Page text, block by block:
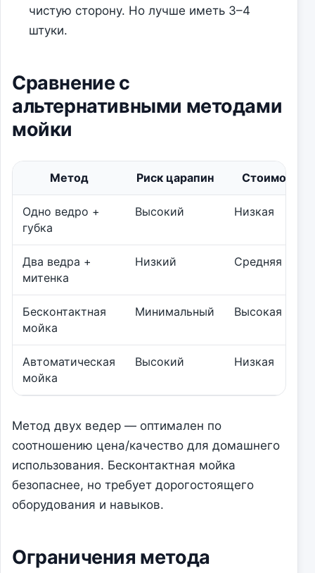
чистую сторону. Но лучше иметь 3–4
штуки.
Сравнение с
альтернативными методами
мойки
Метод Риск царапин Стоимость
Одно ведро +
губка
Высокий Низкая
Два ведра +
митенка
Низкий Средняя
Бесконтактная
мойка
Минимальный Высокая
Автоматическая
мойка
Высокий Низкая
Метод двух ведер — оптимален по
соотношению цена/качество для домашнего
использования. Бесконтактная мойка
безопаснее, но требует дорогостоящего
оборудования и навыков.
Ограничения метода